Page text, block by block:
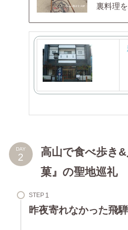
裏料理
DAY
高山で食べ歩き
菓』の聖地巡礼
STEP
昨夜寄れなかった飛